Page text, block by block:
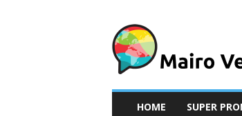
i
r
HOME SUPER